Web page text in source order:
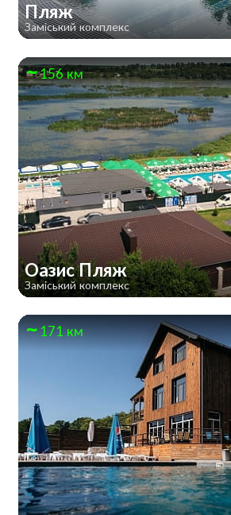
Пляж
Заміський комплекс
156 км
Оазис Пляж
Заміський комплекс
171 км